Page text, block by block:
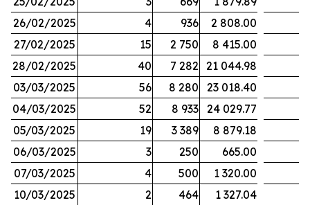
26/02/2025
4 936
2 808.00
27/02/2025
15 2 750
8 415.00
28/02/2025
40 7 282 21 044.98
03/03/2025
56 8 280
23 018.40
04/03/2025
52 8 933 24 029.77
05/03/2025
19 3 389
8 879.18
06/03/2025
3 250
665.00
07/03/2025
4 500
1 320.00
10/03/2025
2 464
1 327.04